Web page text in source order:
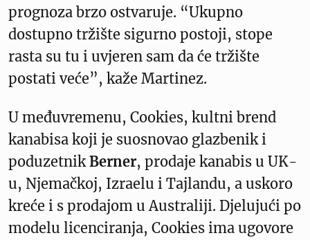
prognoza brzo ostvaruje. “Ukupno
dostupno tržište sigurno postoji, stope
rasta su tu i uvjeren sam da će tržište
postati veće”, kaže Martinez.
U međuvremenu, Cookies, kultni brend
kanabisa koji je suosnovao glazbenik i
poduzetnik Berner, prodaje kanabis u UK-
u, Njemačkoj, Izraelu i Tajlandu, a uskoro
kreće i s prodajom u Australiji. Djelujući po
modelu licenciranja, Cookies ima ugovore